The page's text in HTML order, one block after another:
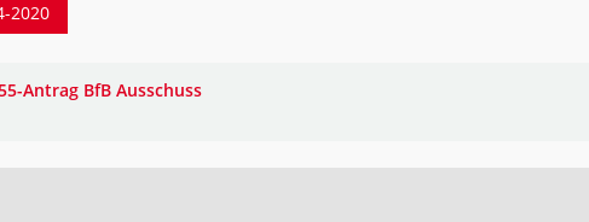
2020
Antrag BfB Ausschuss